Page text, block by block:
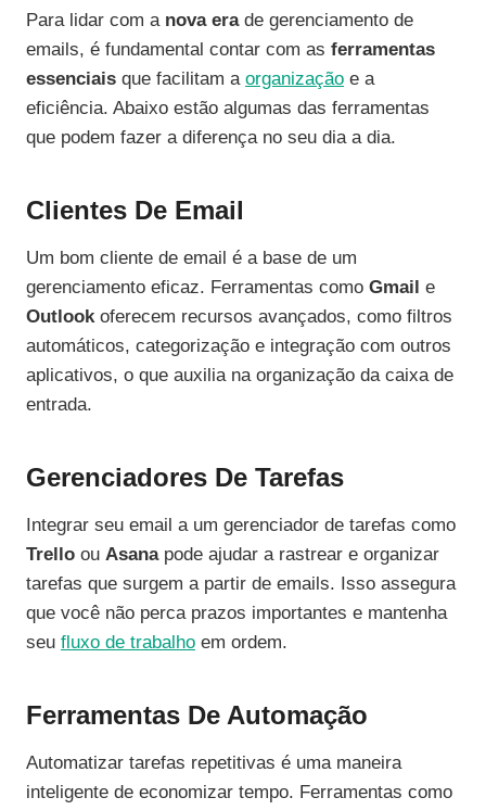
Para lidar com a nova erade gerenciamento de
emails, é fundamental contar com as ferramentas
essenciais que facilitam a organização e a
eficiência. Abaixo estão algumas das ferramentas
que podem fazer a diferença no seu dia a dia.
Clientes De Email
Um bom cliente de email é a base de um
gerenciamento eficaz. Ferramentas como Gmail e
Outlookoferecem recursos avançados, como filtros
automáticos, categorização e integração com outros
aplicativos, o que auxilia na organização da caixa de
entrada.
Gerenciadores De Tarefas
Integrar seu email a um gerenciador de tarefas como
Trello ou Asanapode ajudar a rastrear e organizar
tarefas que surgem a partir de emails. Isso assegura
que você não perca prazos importantes e mantenha
seu fluxo de trabalho em ordem.
Ferramentas De Automação
Automatizar tarefas repetitivas é uma maneira
inteligente de economizar tempo. Ferramentas como